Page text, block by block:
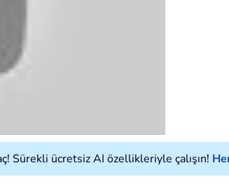
Sürekli ücretsiz AI özellikleriyle çalışın!